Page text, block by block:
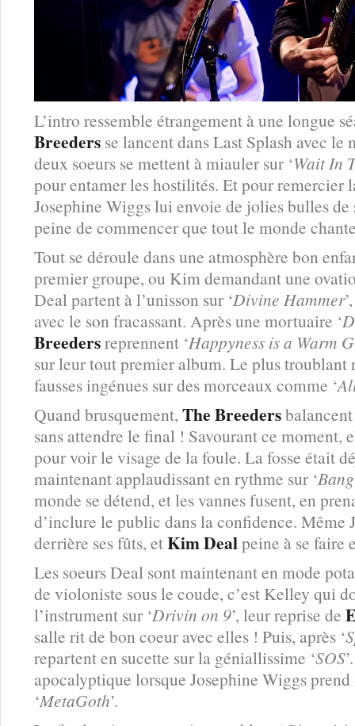
L’intro ressemble étrangement à une longue
Breeders se lancent dans Last Splash avec le
deux soeurs se mettent à miauler sur ‘Wait In
pour entamer les hostilités. Et pour remercier
Josephine Wiggs lui envoie de jolies bulles
peine de commencer que tout le monde
Tout se déroule dans une atmosphère bon
premier groupe, ou Kim demandant une
Deal partent à l’unisson sur ‘Divine Hammer
avec le son fracassant. Après une mortuaire ‘
Breedersreprennent ‘Happyness is a Warm
sur leur tout premier album. Le plus troublant
fausses ingénues sur des morceaux comme ‘
Quand brusquement, The Breeders
sans attendre le final ! Savourant ce moment,
pour voir le visage de la foule. La fosse était
maintenant applaudissant en rythme sur ‘
monde se détend, et les vannes fusent, en
d’inclure le public dans la confidence. Même
derrière ses fûts, etKim Dealpeine à se faire
Les soeurs Deal sont maintenant en mode
de violoniste sous le coude, c’est Kelley qui
l’instrument sur ‘Drivin on 9’, leur reprise de
salle rit de bon coeur avec elles ! Puis, après ‘
repartent en sucette sur la géniallissime ‘SOS
apocalyptique lorsque Josephine Wiggs
‘MetaGoth’.